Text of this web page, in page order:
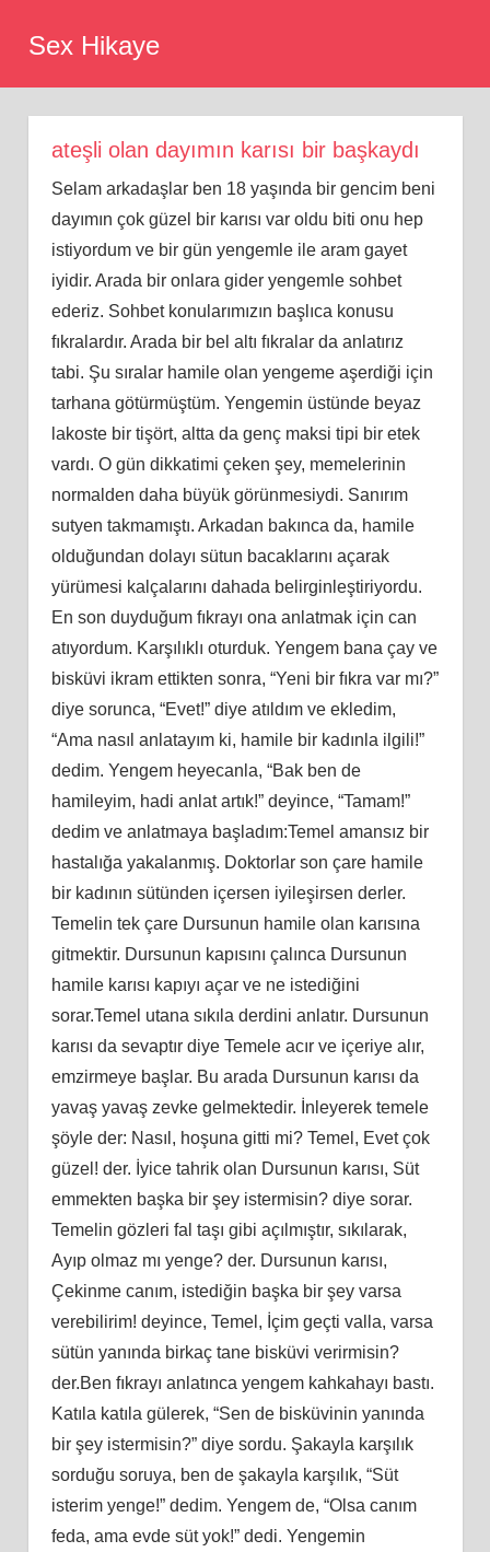
Sex Hikaye
ateşli olan dayımın karısı bir başkaydı
Selam arkadaşlar ben 18 yaşında bir gencim beni
dayımın çok güzel bir karısı var oldu biti onu hep
istiyordum ve bir gün yengemle ile aram gayet
iyidir. Arada bir onlara gider yengemle sohbet
ederiz. Sohbet konularımızın başlıca konusu
fıkralardır. Arada bir bel altı fıkralar da anlatırız
tabi. Şu sıralar hamile olan yengeme aşerdiği için
tarhana götürmüştüm. Yengemin üstünde beyaz
lakoste bir tişört, altta da genç maksi tipi bir etek
vardı. O gün dikkatimi çeken şey, memelerinin
normalden daha büyük görünmesiydi. Sanırım
sutyen takmamıştı. Arkadan bakınca da, hamile
olduğundan dolayı sütun bacaklarını açarak
yürümesi kalçalarını dahada belirginleştiriyordu.
En son duyduğum fıkrayı ona anlatmak için can
atıyordum. Karşılıklı oturduk. Yengem bana çay ve
bisküvi ikram ettikten sonra, “Yeni bir fıkra var mı?”
diye sorunca, “Evet!” diye atıldım ve ekledim,
“Ama nasıl anlatayım ki, hamile bir kadınla ilgili!”
dedim. Yengem heyecanla, “Bak ben de
hamileyim, hadi anlat artık!” deyince, “Tamam!”
dedim ve anlatmaya başladım:Temel amansız bir
hastalığa yakalanmış. Doktorlar son çare hamile
bir kadının sütünden içersen iyileşirsen derler.
Temelin tek çare Dursunun hamile olan karısına
gitmektir. Dursunun kapısını çalınca Dursunun
hamile karısı kapıyı açar ve ne istediğini
sorar.Temel utana sıkıla derdini anlatır. Dursunun
karısı da sevaptır diye Temele acır ve içeriye alır,
emzirmeye başlar. Bu arada Dursunun karısı da
yavaş yavaş zevke gelmektedir. İnleyerek temele
şöyle der: Nasıl, hoşuna gitti mi? Temel, Evet çok
güzel! der. İyice tahrik olan Dursunun karısı, Süt
emmekten başka bir şey istermisin? diye sorar.
Temelin gözleri fal taşı gibi açılmıştır, sıkılarak,
Ayıp olmaz mı yenge? der. Dursunun karısı,
Çekinme canım, istediğin başka bir şey varsa
verebilirim! deyince, Temel, İçim geçti valla, varsa
sütün yanında birkaç tane bisküvi verirmisin?
der.Ben fıkrayı anlatınca yengem kahkahayı bastı.
Katıla katıla gülerek, “Sen de bisküvinin yanında
bir şey istermisin?” diye sordu. Şakayla karşılık
sorduğu soruya, ben de şakayla karşılık, “Süt
isterim yenge!” dedim. Yengem de, “Olsa canım
feda, ama evde süt yok!” dedi. Yengemin